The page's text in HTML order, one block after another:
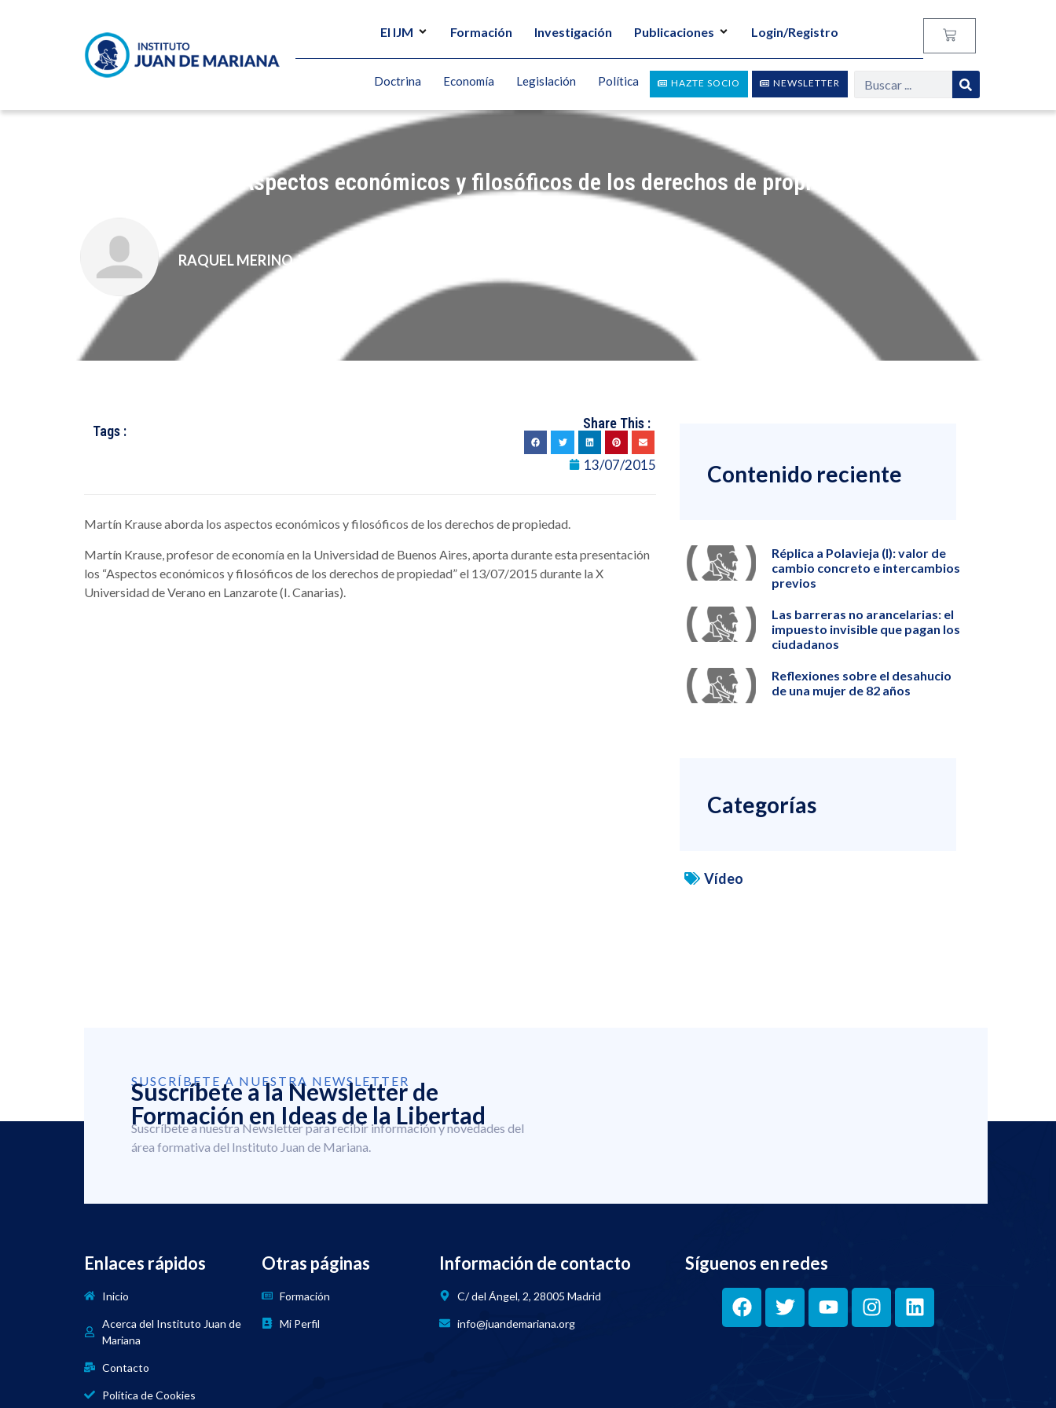
El IJM Formación Investigación Publicaciones Login/Registro
NEWSLETTER
HAZTE SOCIO
Doctrina Economía Legislación Política
Martín Krause – Aspectos económicos y filosóficos de los derechos de propiedad
RAQUEL MERINO JARA
Tags : Share This :
13/07/2015
Martín Krause aborda los aspectos económicos y filosóficos de los derechos de propiedad.
Martín Krause, profesor de economía en la Universidad de Buenos Aires, aporta durante esta presentación
los “Aspectos económicos y filosóficos de los derechos de propiedad” el 13/07/2015 durante la X
Universidad de Verano en Lanzarote (I. Canarias).
Contenido reciente
Réplica a Polavieja (I): valor de
cambio concreto e intercambios
previos
Las barreras no arancelarias: el
impuesto invisible que pagan los
ciudadanos
Reflexiones sobre el desahucio
de una mujer de 82 años
Categorías
Vídeo
SUSCRÍBETE A NUESTRA NEWSLETTER
Suscríbete a la Newsletter de
Formación en Ideas de la Libertad
Suscríbete a nuestra Newsletter para recibir información y novedades del
área formativa del Instituto Juan de Mariana.
Enlaces rápidos
Inicio
Acerca del Instituto Juan de
Mariana
Contacto
Política de Cookies
Otras páginas
Formación
Mi Perfil
Información de contacto
C/ del Ángel, 2, 28005 Madrid
info@juandemariana.org
Síguenos en redes